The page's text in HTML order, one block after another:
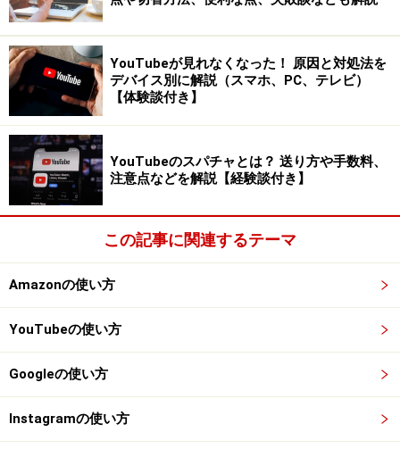
いない」メールソフトは、セキュリティの面で脆弱であ
るため、Googleはこれを機にOAuthに対応しているメー
ルソフトへの乗り換えを推奨しているということです。
例えば、前述のOutlook、Apple Mail、Samsung Mailの最
新バージョンではOAuthがサポートされています。常に
セキュリティ対策を更新している大手のメールソフトで
あれば、これまで通り問題なくGmailが使用できると考え
ていいといえます。
ちなみにGoogleは以下のメールソフトの最新バージョン
を使用することを推奨しています。
Microsoft Outlook
Apple Mail
アクセス制限の対象となった場合
YouTubeが見れなくなった！ 原因と対処法を
デバイス別に解説（スマホ、PC、テレビ）
【体験談付き】
YouTubeのスパチャとは？ 送り方や手数料、
注意点などを解説【経験談付き】
この記事に関連するテーマ
Amazonの使い方
YouTubeの使い方
Googleの使い方
Instagramの使い方